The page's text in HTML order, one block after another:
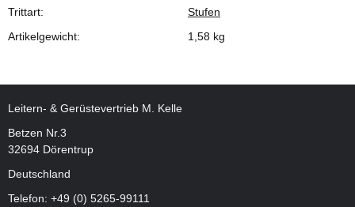
Trittart:
Stufen
Artikelgewicht:
1,58 kg
Leitern- & Gerüstevertrieb M. Kelle
Betzen Nr.3
32694 Dörentrup
Deutschland
Telefon: +49 (0) 5265-99111